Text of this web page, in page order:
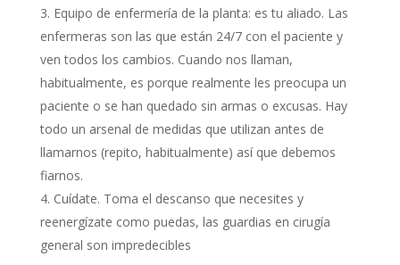
Equipo de enfermería de la planta: es tu aliado. Las
enfermeras son las que están 24/7 con el paciente y
ven todos los cambios. Cuando nos llaman,
habitualmente, es porque realmente les preocupa un
paciente o se han quedado sin armas o excusas. Hay
todo un arsenal de medidas que utilizan antes de
llamarnos (repito, habitualmente) así que debemos
fiarnos.
Cuídate. Toma el descanso que necesites y
reenergízate como puedas, las guardias en cirugía
general son impredecibles